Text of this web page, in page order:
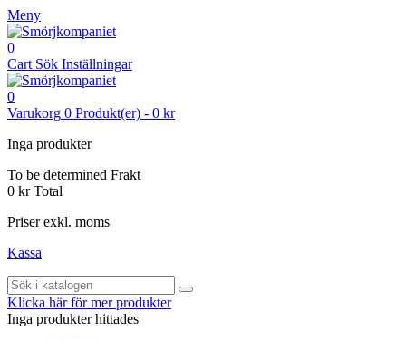
Meny
0
Cart Sök Inställningar
0
Varukorg 0 Produkt(er) - 0 kr
Inga produkter
To be determined Frakt
0 kr Total
Priser exkl. moms
Kassa
Klicka här för mer produkter
Inga produkter hittades